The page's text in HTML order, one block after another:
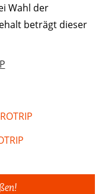
Wahl der
beträgt dieser